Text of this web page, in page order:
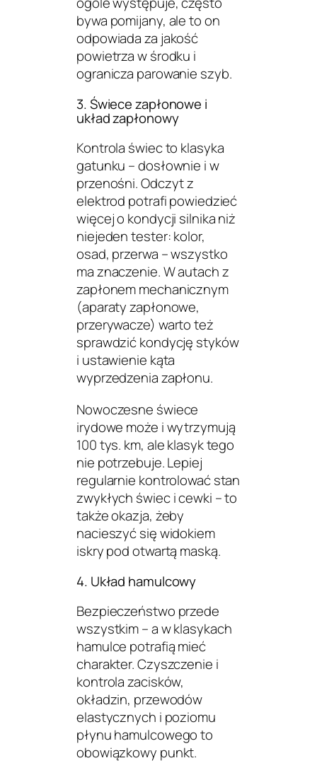
bywa pomijany, ale to on
odpowiada za jakość
powietrza w środku i
ogranicza parowanie szyb.
3. Świece zapłonowe i
układ zapłonowy
Kontrola świec to klasyka
gatunku – dosłownie i w
przenośni. Odczyt z
elektrod potrafi powiedzieć
więcej o kondycji silnika niż
niejeden tester: kolor,
osad, przerwa – wszystko
ma znaczenie. W autach z
zapłonem mechanicznym
(aparaty zapłonowe,
przerywacze) warto też
sprawdzić kondycję styków
i ustawienie kąta
wyprzedzenia zapłonu.
Nowoczesne świece
irydowe może i wytrzymują
100 tys. km, ale klasyk tego
nie potrzebuje. Lepiej
regularnie kontrolować stan
zwykłych świec i cewki – to
także okazja, żeby
nacieszyć się widokiem
iskry pod otwartą maską.
4. Układ hamulcowy
Bezpieczeństwo przede
wszystkim – a w klasykach
hamulce potrafią mieć
charakter. Czyszczenie i
kontrola zacisków,
okładzin, przewodów
elastycznych i poziomu
płynu hamulcowego to
obowiązkowy punkt.